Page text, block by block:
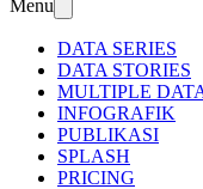
Menu
DATA SERIES
DATA STORIES
MULTIPLE
INFOGRAFIK
PUBLIKASI
SPLASH
PRICING